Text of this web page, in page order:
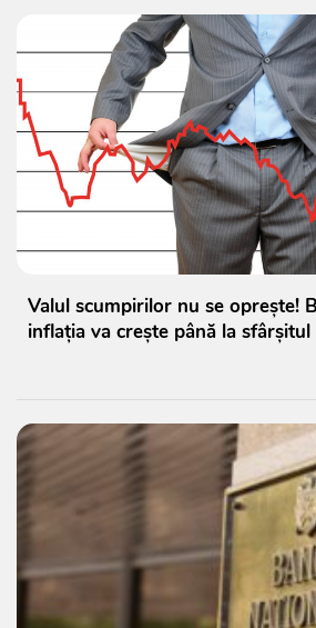
Valul scumpirilor nu se oprește!
inflația va crește până la